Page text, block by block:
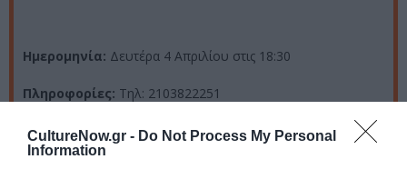
CultureNow.gr - Do Not Process My Personal
Information
Ημερομηνία: Δευτέρα 4 Απριλίου στις 18:30
Πληροφορίες: Τηλ: 2103822251